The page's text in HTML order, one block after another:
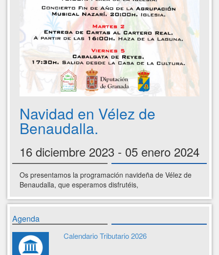
Navidad en Vélez de
Benaudalla.
16 diciembre 2023 - 05 enero 2024
Os presentamos la programación navideña de Vélez de
Benaudalla, que esperamos disfrutéis,
Agenda
Calendario Tributario 2026